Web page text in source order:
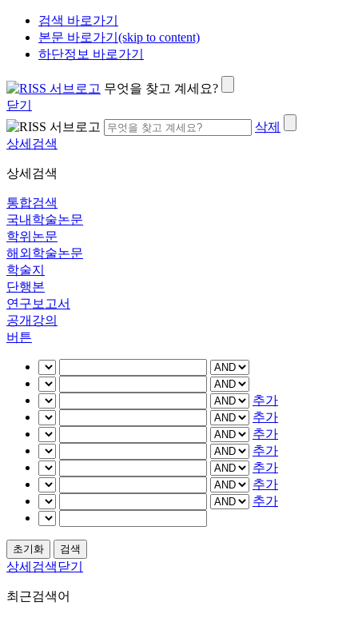
검색 바로가기
본문 바로가기(skip to content)
하단정보 바로가기
무엇을 찾고 계세요?
닫기
삭제
상세검색
상세검색
통합검색
국내학술논문
학위논문
해외학술논문
학술지
단행본
연구보고서
공개강의
버튼
추가
추가
추가
추가
추가
추가
추가
상세검색닫기
최근검색어